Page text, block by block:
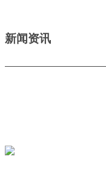
新闻资讯